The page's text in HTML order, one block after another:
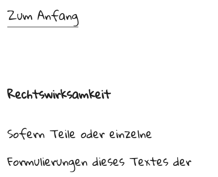
Zum Anfang
Rechtswirksamkeit
Sofern Teile oder einzelne
Formulierungen dieses Textes der